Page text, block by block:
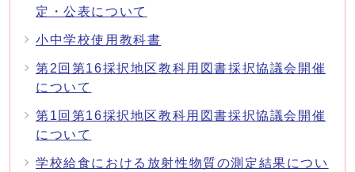
定・公表について
小中学校使用教科書
第2回第16採択地区教科用図書採択協議会開催
について
第1回第16採択地区教科用図書採択協議会開催
について
学校給食における放射性物質の測定結果につい